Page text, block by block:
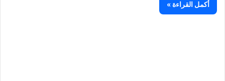
أكمل القراءة »